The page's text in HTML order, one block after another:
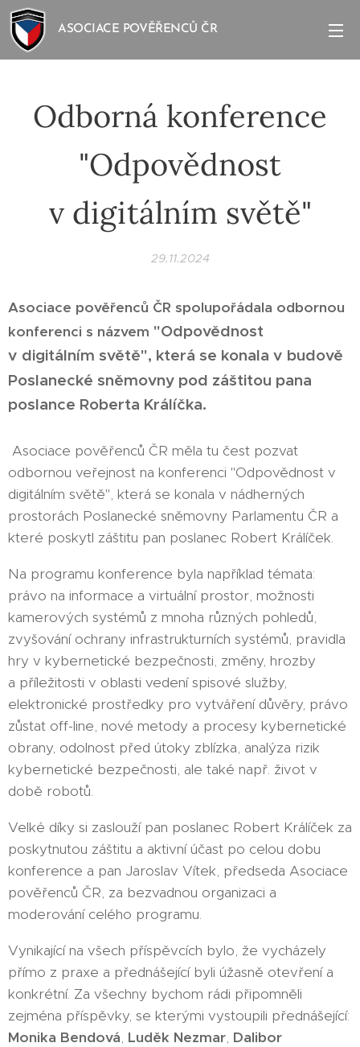
ASOCIACE POVĚŘENCŮ ČR
Odborná konference
"Odpovědnost
v digitálním světě"
29.11.2024
Asociace pověřenců ČR spolupořádala odbornou
konferenci s názvem "Odpovědnost
v digitálním světě", která se konala v budově
Poslanecké sněmovny pod záštitou pana
poslance Roberta Králíčka.
Asociace pověřenců ČR měla tu čest pozvat
odbornou veřejnost na konferenci "Odpovědnost v
digitálním světě", která se konala v nádherných
prostorách Poslanecké sněmovny Parlamentu ČR a
které poskytl záštitu pan poslanec Robert Králíček.
Na programu konference byla například témata:
právo na informace a virtuální prostor, možnosti
kamerových systémů z mnoha různých pohledů,
zvyšování ochrany infrastrukturních systémů, pravidla
hry v kybernetické bezpečnosti, změny, hrozby
a příležitosti v oblasti vedení spisové služby,
elektronické prostředky pro vytváření důvěry, právo
zůstat off-line, nové metody a procesy kybernetické
obrany, odolnost před útoky zblízka, analýza rizik
kybernetické bezpečnosti, ale také např. život v
době robotů.
Velké díky si zaslouží pan poslanec Robert Králíček za
poskytnutou záštitu a aktivní účast po celou dobu
konference a pan Jaroslav Vítek, předseda Asociace
pověřenců ČR, za bezvadnou organizaci a
moderování celého programu.
Vynikající na všech příspěvcích bylo, že vycházely
přímo z praxe a přednášející byli úžasně otevření a
konkrétní. Za všechny bychom rádi připomněli
zejména příspěvky, se kterými vystoupili přednášející:
Monika Bendová, Luděk Nezmar, Dalibor